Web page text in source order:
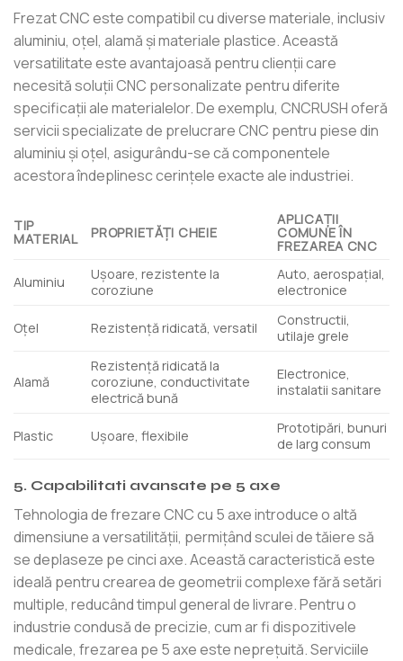
Frezat CNC este compatibil cu diverse materiale, inclusiv
aluminiu, oțel, alamă și materiale plastice. Această
versatilitate este avantajoasă pentru clienții care
necesită soluții CNC personalizate pentru diferite
specificații ale materialelor. De exemplu, CNCRUSH oferă
servicii specializate de prelucrare CNC pentru piese din
aluminiu și oțel, asigurându-se că componentele
acestora îndeplinesc cerințele exacte ale industriei.
TIP
MATERIAL PROPRIETĂȚI CHEIE
APLICAȚII
COMUNE ÎN
FREZAREA CNC
Aluminiu
Ușoare, rezistente la
coroziune
Auto, aerospațial,
electronice
Oţel Rezistență ridicată, versatil
Constructii,
utilaje grele
Alamă
Rezistență ridicată la
coroziune, conductivitate
electrică bună
Electronice,
instalatii sanitare
Plastic Ușoare, flexibile
Prototipări, bunuri
de larg consum
5. Capabilitati avansate pe 5 axe
Tehnologia de frezare CNC cu 5 axe introduce o altă
dimensiune a versatilității, permițând sculei de tăiere să
se deplaseze pe cinci axe. Această caracteristică este
ideală pentru crearea de geometrii complexe fără setări
multiple, reducând timpul general de livrare. Pentru o
industrie condusă de precizie, cum ar fi dispozitivele
medicale, frezarea pe 5 axe este neprețuită. Serviciile